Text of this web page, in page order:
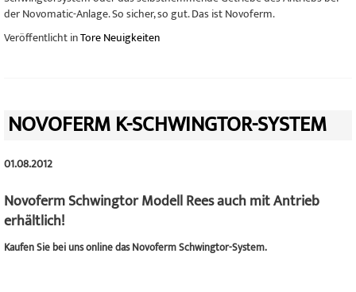
der Novomatic-Anlage. So sicher, so gut. Das ist Novoferm.
Veröffentlicht inTore Neuigkeiten
NOVOFERM K-SCHWINGTOR-SYSTEM
01.08.2012
Novoferm Schwingtor Modell Rees auch mit Antrieb
erhältlich!
Kaufen Sie bei uns online das Novoferm Schwingtor-System.